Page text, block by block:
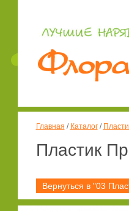
Главная / Каталог/
Пластик
Вернуться в "03